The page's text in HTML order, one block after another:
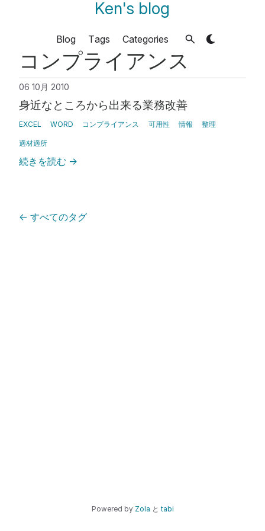
Ken's blog
Blog Tags Categories
コンプライアンス
06 10月 2010
身近なところから出来る業務改善
EXCEL WORD コンプライアンス 可用性 情報 整理
適材適所
続きを読む →
← すべてのタグ
Powered by Zola と tabi